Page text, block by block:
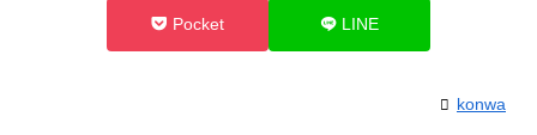
Pocket LINE
konwa